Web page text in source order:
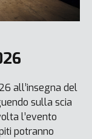
all’insegna del
sulla scia
l’evento
potranno